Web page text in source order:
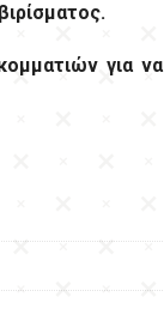
για να